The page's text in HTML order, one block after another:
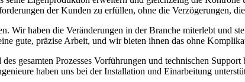
der Kunden zu erfüllen, ohne die Verzögerungen,
Wir haben die Veränderungen in der Branche miterlebt und
gute, präzise Arbeit, und wir bieten ihnen das ohne
gesamten Prozesses Vorführungen und technischen
haben uns bei der Installation und Einarbeitung